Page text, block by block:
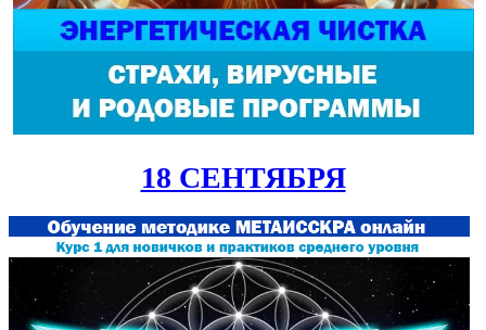
18 СЕНТЯБРЯ